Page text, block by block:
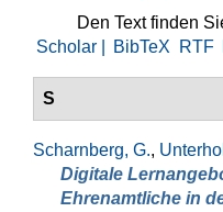
Den Text finden
Scholar |
BibTeX RTF
S
Scharnberg, G.,
Digitale
Ehrenamtliche in